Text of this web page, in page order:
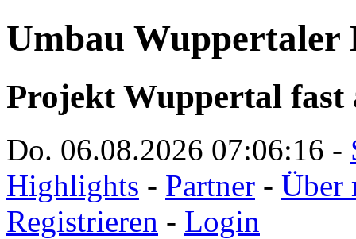
Umbau Wuppertaler
Projekt Wuppertal fast
Do. 06.08.2026 07:06:16 -
Highlights - Partner - Über
Registrieren - Login